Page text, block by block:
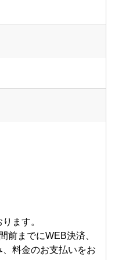
ます。
前までにWEB決済、
料金のお支払いをお